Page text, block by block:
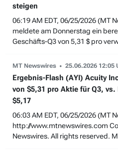
steigen
06:19 AM EDT, 06/25/2026 (MT
meldete am Donnerstag ein
Geschäfts-Q3 von 5,31 $ pro
MT Newswires 25.06.2026 12:05
Ergebnis-Flash (AYI) Acuity
von $5,31 pro Aktie für Q3,
$5,17
06:03 AM EDT, 06/25/2026 (MT
http://www.mtnewswires.com
Newswires. All rights reserved.